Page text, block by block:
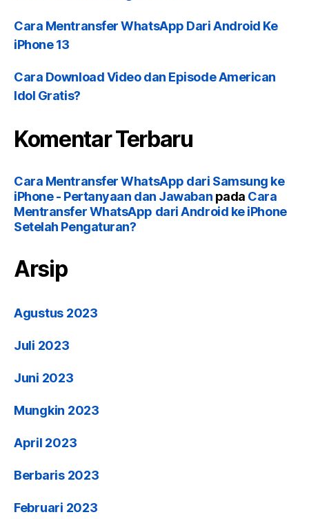
Cara Mentransfer WhatsApp Dari Android Ke
iPhone 13
Cara Download Video dan Episode American
Idol Gratis?
Komentar Terbaru
Cara Mentransfer WhatsApp dari Samsung ke
iPhone - Pertanyaan dan Jawaban pada Cara
Mentransfer WhatsApp dari Android ke iPhone
Setelah Pengaturan?
Arsip
Agustus 2023
Juli 2023
Juni 2023
Mungkin 2023
April 2023
Berbaris 2023
Februari 2023